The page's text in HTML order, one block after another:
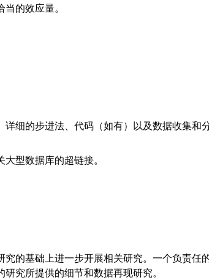
的效应量。
细的步进法、代码（如有）以及数据收集和
型数据库的超链接。
的基础上进一步开展相关研究。一个负责任
究所提供的细节和数据再现研究。